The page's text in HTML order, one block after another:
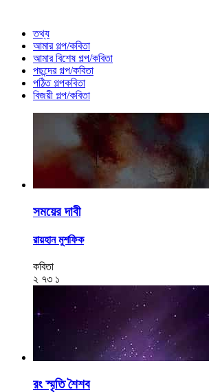
তথ্য
আমার গল্প/কবিতা
আমার বিশেষ গল্প/কবিতা
পছন্দের গল্প/কবিতা
পঠিত গল্পকবিতা
বিজয়ী গল্প/কবিতা
সময়ের দাবী
রায়হান মুশফিক
কবিতা
২ ৭৩ ১
রং স্মৃতি শৈশব